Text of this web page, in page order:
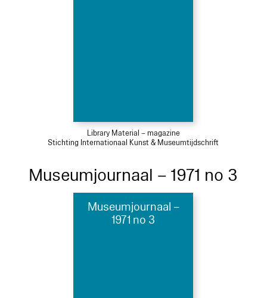
Library Material – magazine
Stichting Internationaal Kunst & Museumtijdschrift
Museumjournaal – 1971 no 3
Museumjournaal –
1971 no 3